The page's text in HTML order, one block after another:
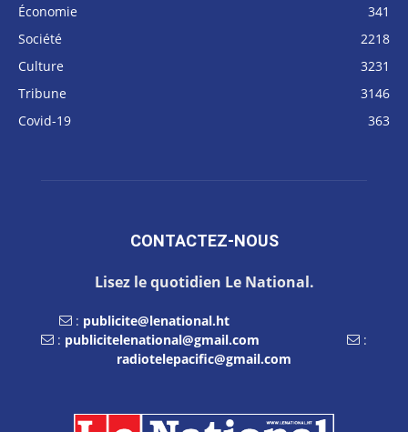
Économie
341
Société
2218
Culture
3231
Tribune
3146
Covid-19
363
CONTACTEZ-NOUS
Lisez le quotidien Le National.
: publicite@lenational.ht
: publicitelenational@gmail.com
:
radiotelepacific@gmail.com